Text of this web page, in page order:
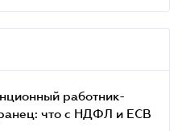
работник-
что с НДФЛ и ЕСВ